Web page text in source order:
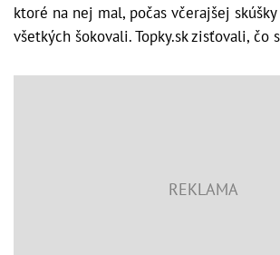
ktoré na nej mal, počas včerajšej
všetkých šokovali. Topky.sk zisťovali, čo